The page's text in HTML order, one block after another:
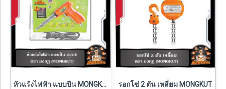
หัวแร้งไฟฟ้า แบบปืน MONGKUT รอกโซ่ 2 ตัน เหลี่ยม MONGKUT